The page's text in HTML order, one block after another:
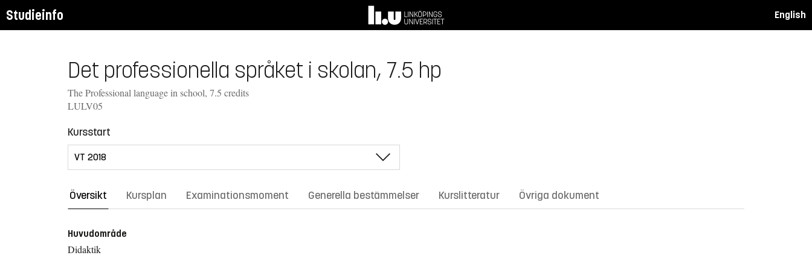
Studieinfo English
Det professionella språket i skolan, 7.5 hp
The Professional language in school, 7.5 credits
LULV05
Kursstart
Översikt Kursplan Examinationsmoment Generella bestämmelser Kurslitteratur Övriga dokument
Huvudområde
Didaktik